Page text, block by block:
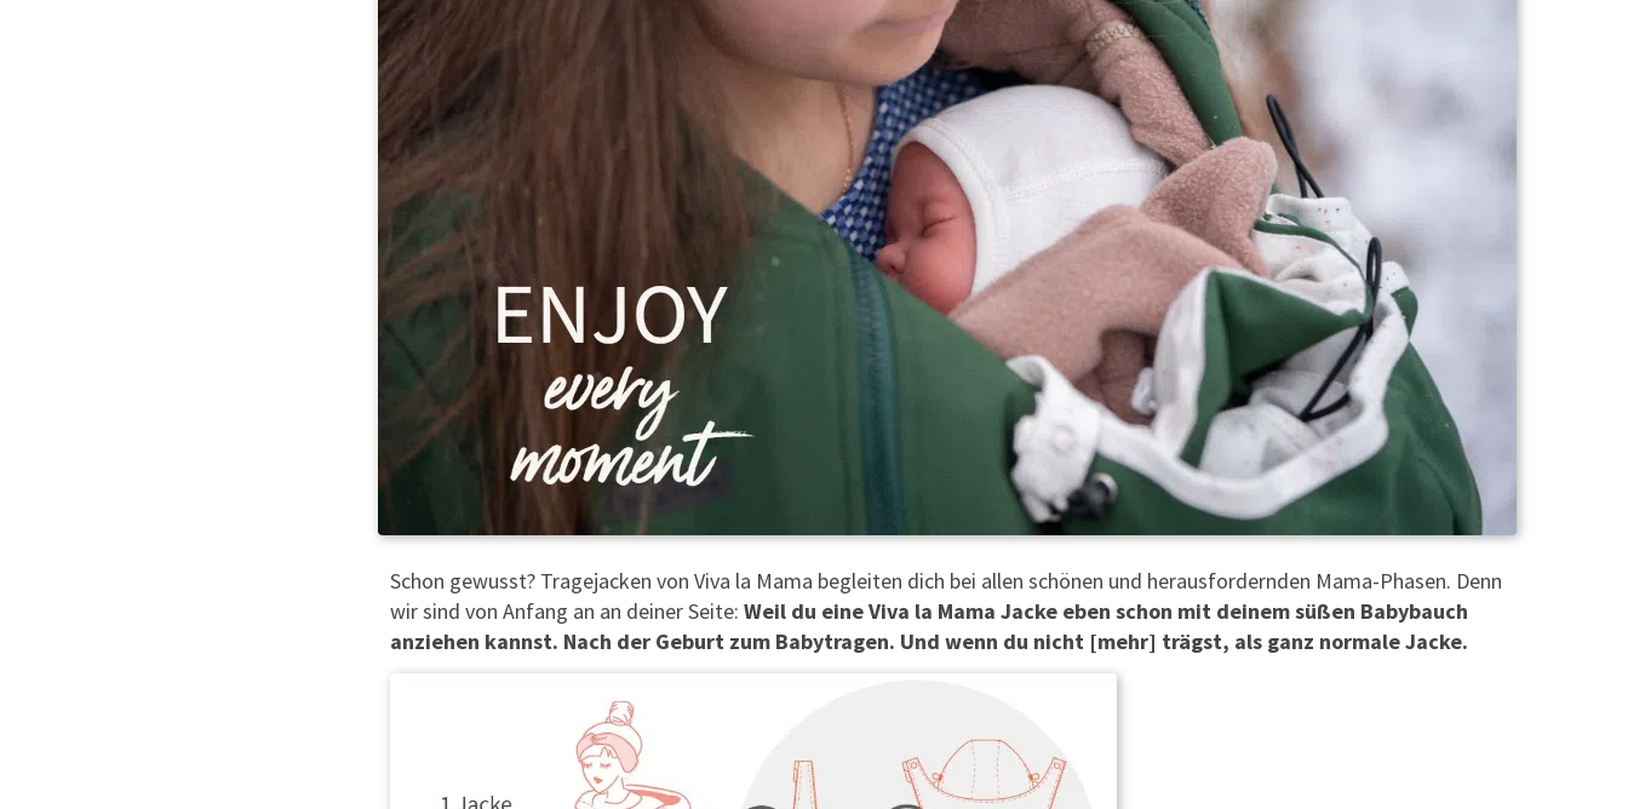
Schon gewusst? Tragejacken von Viva la Mama begleiten dich bei allen schönen und herausfordernden Mama-Phasen. Denn
wir sind von Anfang an an deiner Seite: Weil du eine Viva la Mama Jacke eben schon mit deinem süßen Babybauch
anziehen kannst. Nach der Geburt zum Babytragen. Und wenn du nicht [mehr] trägst, als ganz normale Jacke.